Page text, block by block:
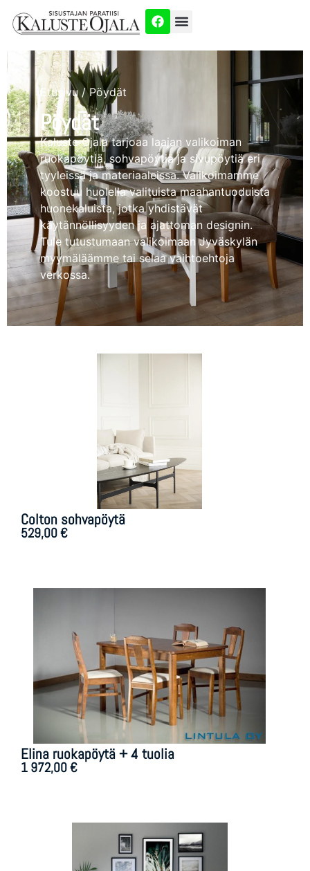
Etusivu/ Pöydät
Pöydät
Kaluste Ojala tarjoaa laajan valikoiman
ruokapöytiä, sohvapöytiä ja sivupöytiä eri
tyyleissä ja materiaaleissa. Valikoimamme
koostuu huolella valituista maahantuoduista
huonekaluista, jotka yhdistävät
käytännöllisyyden ja ajattoman designin.
Tule tutustumaan valikoimaan Jyväskylän
myymäläämme tai selaa vaihtoehtoja
verkossa.
Colton sohvapöytä
529,00€
Elina ruokapöytä + 4 tuolia
1 972,00€